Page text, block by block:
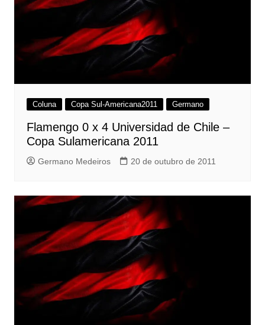
Coluna Copa Sul-Americana2011 Germano
Flamengo 0 x 4 Universidad de Chile –
Copa Sulamericana 2011
Germano Medeiros 20 de outubro de 2011